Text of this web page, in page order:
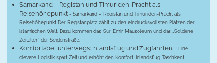
Samarkand – Registan und Timuriden-Pracht als
Reisehöhepunkt - Samarkand – Registan und Timuriden-Pracht als
Reisehöhepunkt Der Registanplatz zählt zu den eindrucksvollsten Plätzen der
islamischen Welt. Dazu kommen das Gur-Emir-Mausoleum und das „Goldene
Zeitalter“ der Seidenstraße.
Komfortabel unterwegs: Inlandsflug und Zugfahrten. - Eine
clevere Logistik spart Zeit und erhöht den Komfort. Inlandsflug Taschkent–